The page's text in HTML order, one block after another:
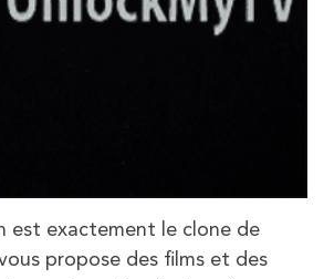
est exactement le clone de
propose des films et des